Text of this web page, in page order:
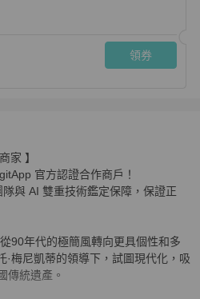
領券
經典駝色英倫風大衣外套 UK8
家 】
官方認證合作商戶！
與 AI 雙重技術鑑定保障，保證正
90年代的極簡風轉向更具個性和多
梅尼凱蒂的領導下，試圖現代化，吸
傳統遺產。